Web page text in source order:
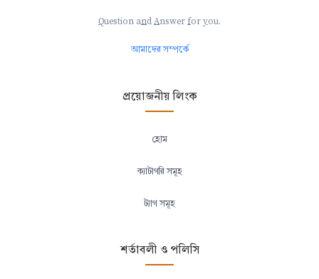
Question andAnswer foryou.
আমাদের সম্পর্কে
প্রয়োজনীয় লিংক
হোম
ক্যাটাগরি সমূহ
ট্যাগ সমূহ
শর্তাবলী ও পলিসি